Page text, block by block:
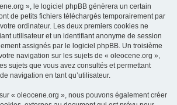
», le logiciel phpBB génèrera un certain
de petits fichiers téléchargés temporairement par
ordinateur. Les deux premiers cookies ne
utilisateur et un identifiant anonyme de session
assignés par le logiciel phpBB. Un troisième
navigation sur les sujets de « oleocene.org »,
sujets que vous avez consultés et permettant
navigation en tant qu’utilisateur.
« oleocene.org », nous pouvons également créer